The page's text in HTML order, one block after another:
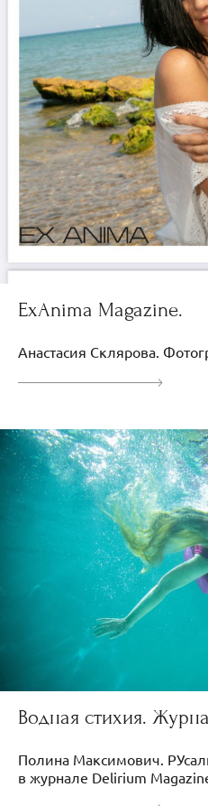
ExAnima Magazine.
Анастасия Склярова.
Водная стихия.
Полина Максимович.
в журнале Delirium